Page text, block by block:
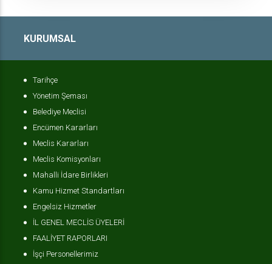
KURUMSAL
Tarihçe
Yönetim Şeması
Belediye Meclisi
Encümen Kararları
Meclis Kararları
Meclis Komisyonları
Mahalli İdare Birlikleri
Kamu Hizmet Standartları
Engelsiz Hizmetler
İL GENEL MECLİS ÜYELERİ
FAALİYET RAPORLARI
İşçi Personellerimiz